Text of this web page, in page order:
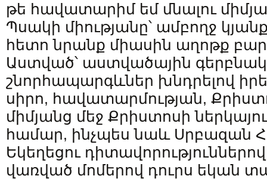
թե հավատարիմ եմ մնալու
Պսակի միությանը՝ ամբողջ
հետո նրանք միասին աղոթք
Աստված՝ աստվածային
շնորհապարգևներ խնդրելով
սիրո, հավատարմության,
միմյանց մեջ Քրիստոսի
համար, ինչպես նաև Սրբազան
Եկեղեցու
վառված մոմերով դուրս եկան